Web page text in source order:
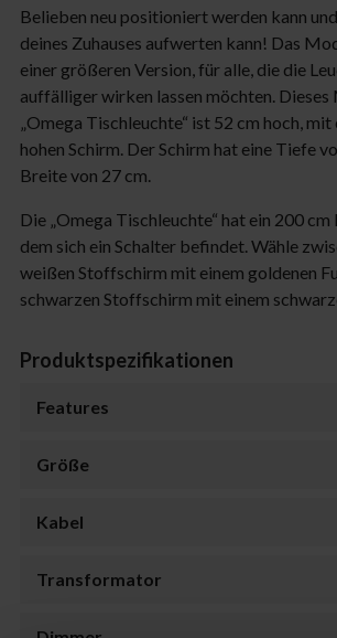
Belieben neu positioniert werden kann
deines Zuhauses aufwerten kann! Das
einer größeren Version, für alle, die die
auffälliger wirken lassen möchten.
„Omega Tischleuchte“ ist 52 cm hoch,
hohen Schirm. Der Schirm hat eine Tiefe
Breite von 27 cm.
Die „Omega Tischleuchte“ hat ein 200 cm
dem sich ein Schalter befindet. Wähle
weißen Stoffschirm mit einem goldenen
schwarzen Stoffschirm mit einem
Produktspezifikationen
Features
Größe
Kabel
Transformator